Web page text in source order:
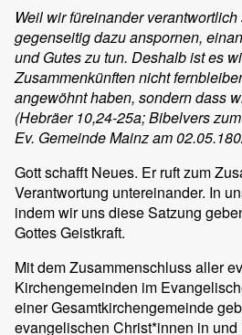
Weil wir füreinander
gegenseitig dazu anspornen,
und Gutes zu tun. Deshalb ist es
Zusammenkünften nicht
angewöhnt haben, sondern dass
(Hebräer 10,24-25a; Bibelvers
Ev. Gemeinde Mainz am
Gott schafft Neues. Er ruft zum
Verantwortung untereinander. In
indem wir uns diese Satzung
Gottes Geistkraft.
Mit dem Zusammenschluss aller
Kirchengemeinden im
einer Gesamtkirchengemeinde
evangelischen Christ*innen in